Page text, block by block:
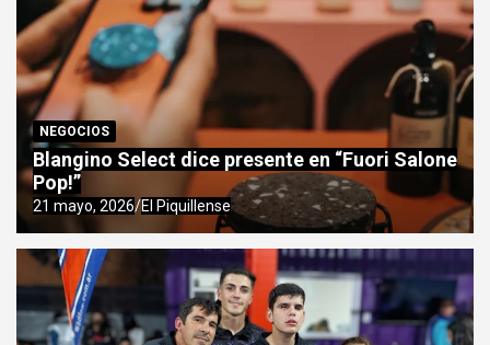
NEGOCIOS
Blangino Select dice presente en “Fuori Salone
Pop!”
21 mayo, 2026 El Piquillense